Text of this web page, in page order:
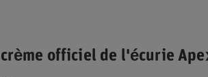
officiel de l'écurie